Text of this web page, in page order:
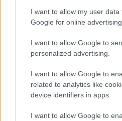
I want to allow my user data
Google for online
I want to allow Google to
personalized advertising.
I want to allow Google to
related to analytics like
device identifiers in apps.
I want to allow Google to
Megérkezett
Paks II.: Mit
mérföldköve
árnyékában?